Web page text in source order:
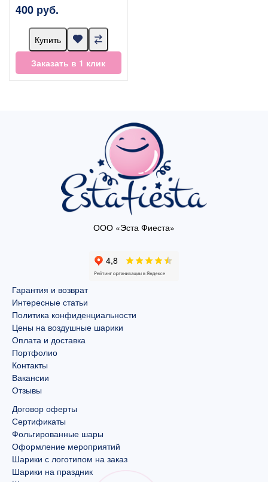
400 руб.
Купить
Заказать в 1 клик
ООО «Эста Фиеста»
Гарантия и возврат
Интересные статьи
Политика конфиденциальности
Цены на воздушные шарики
Оплата и доставка
Портфолио
Контакты
Вакансии
Отзывы
Договор оферты
Сертификаты
Фольгированные шары
Оформление мероприятий
Шарики с логотипом на заказ
Шарики на праздник